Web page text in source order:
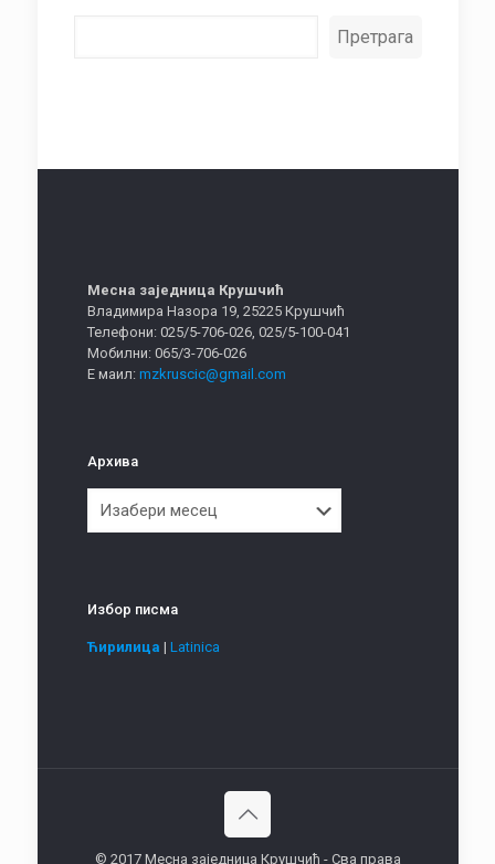
Претрага
Месна заједница Крушчић
Владимира Назора 19, 25225 Крушчић
Телефони: 025/5-706-026, 025/5-100-041
Мобилни: 065/3-706-026
Е маил: mzkruscic@gmail.com
Архива
Избор писма
Ћирилица | Latinica
© 2017 Месна заједница Крушчић - Сва права